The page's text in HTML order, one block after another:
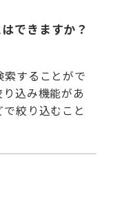
できますか？
索することがで
込み機能があ
絞り込むこと